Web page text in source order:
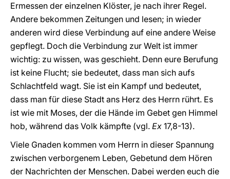
Ermessen der einzelnen Klöster, je nach ihrer Regel.
Andere bekommen Zeitungen und lesen; in wieder
anderen wird diese Verbindung auf eine andere Weise
gepflegt. Doch die Verbindung zur Welt ist immer
wichtig: zu wissen, was geschieht. Denn eure Berufung
ist keine Flucht; sie bedeutet, dass man sich aufs
Schlachtfeld wagt. Sie ist ein Kampf und bedeutet,
dass man für diese Stadt ans Herz des Herrn rührt. Es
ist wie mit Moses, der die Hände im Gebet gen Himmel
hob, während das Volk kämpfte (vgl. Ex 17,8-13).
Viele Gnaden kommen vom Herrn in dieser Spannung
zwischen verborgenem Leben, Gebetund dem Hören
der Nachrichten der Menschen. Dabei werden euch die